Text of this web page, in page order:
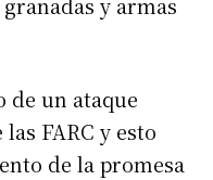
de un ataque
FARC y esto
de la promesa